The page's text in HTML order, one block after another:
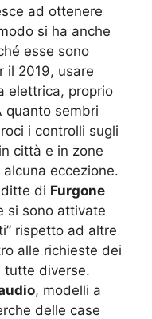
ad ottenere
si ha anche
esse sono
il 2019, usare
elettrica, proprio
quanto sembri
i controlli sugli
città e in zone
eccezione.
di Furgone
si sono attivate
rispetto ad altre
alle richieste dei
tutte diverse.
, modelli a
delle case